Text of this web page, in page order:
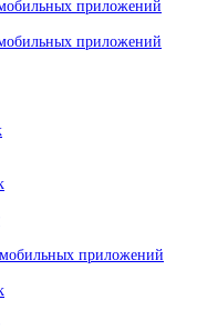
приложений
приложений
приложений